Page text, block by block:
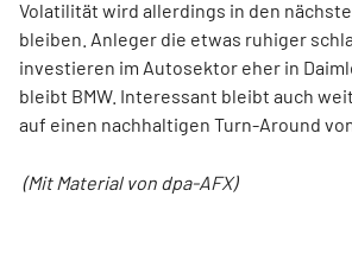
Volatilität wird allerdings in den
bleiben. Anleger die etwas ruhiger
investieren im Autosektor eher in
bleibt BMW. Interessant bleibt auch
auf einen nachhaltigen Turn-Around
(Mit Material von dpa-AFX)